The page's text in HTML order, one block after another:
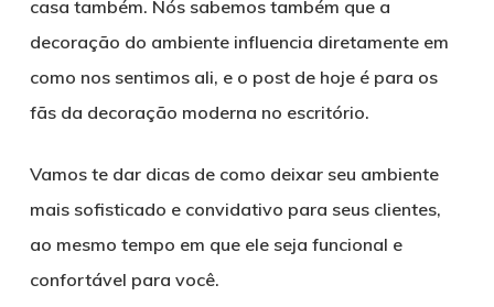
casa também. Nós sabemos também que a
decoração do ambiente influencia diretamente em
como nos sentimos ali, e o post de hoje é para os
fãs da decoração moderna no escritório.
Vamos te dar dicas de como deixar seu ambiente
mais sofisticado e convidativo para seus clientes,
ao mesmo tempo em que ele seja funcional e
confortável para você.